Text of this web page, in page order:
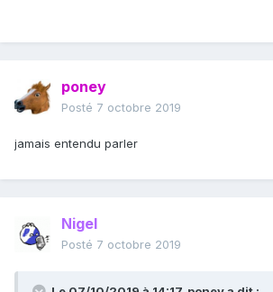
poney
Posté 7 octobre 2019
jamais entendu parler
Nigel
Posté 7 octobre 2019